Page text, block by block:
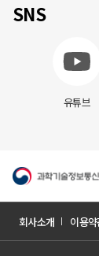
SNS
유튜브
회사소개 이용